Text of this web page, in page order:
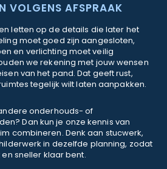
VOLGENS AFSPRAAK
letten op de details die later het
moet goed zijn aangesloten,
en verlichting moet veilig
we rekening met jouw wensen
van het pand. Dat geeft rust,
tegelijk wilt laten aanpakken.
onderhouds- of
Dan kun je onze kennis van
combineren. Denk aan stucwerk,
in dezelfde planning, zodat
sneller klaar bent.